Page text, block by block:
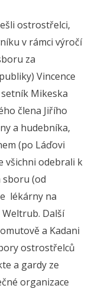
ostrostřelci,
v rámci výročí
za
Vincence
Mikeska
člena Jiřího
a hudebníka,
(po Láďovi
všichni odebrali k
(od
lékárny na
Další
a Kadani
ostrostřelců
a gardy ze
organizace